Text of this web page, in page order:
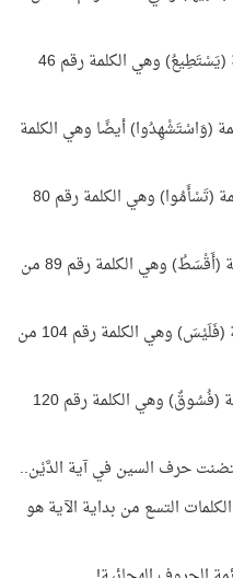
حرف السين جاء للمرّة الرابعة في كلمة (يَسْتَطِيعُ) وهي الكلمة رقم 46
(وَاسْتَشْهِدُوا) أيضًا وهي الكلمة
حرف السين جاء للمرّة السادسة في كلمة (تَسْأَمُوا) وهي الكلمة رقم 80
حرف السين جاء للمرّة السابعة في كلمة (أَقْسَطُ) وهي الكلمة رقم 89 من
حرف السين جاء للمرّة الثامنة في كلمة (فَلَيْسَ) وهي الكلمة رقم 104 من
حرف السين جاء للمرّة التاسعة في كلمة (فُسُوقٌ) وهي الكلمة رقم 120
حرف السين في آية الدَّيْن..
التسع من بداية الآية هو